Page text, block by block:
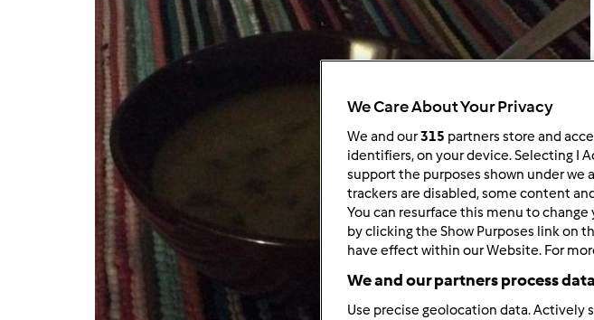
We Care About Your Privacy
We and our315 partners store and
identifiers, on your device. Selecting I
support the purposes shown under we
trackers are disabled, some content
You can resurface this menu to
by clicking the Show Purposes link on
have effect within our Website. For
We and our partners process
Use precise geolocation data.